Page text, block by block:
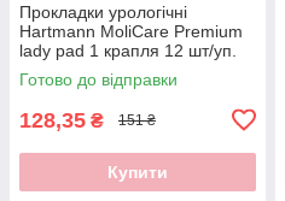
Прокладки урологічні
Hartmann MoliCare Premium
lady pad 1 крапля 12 шт/уп.
Готово до відправки
128,35 ₴ 151 ₴
Купити